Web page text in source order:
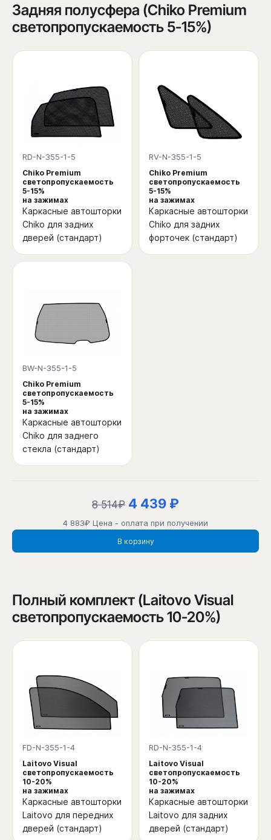
Задняя полусфера (Chiko Premium
светопропускаемость 5-15%)
RD-N-355-1-5
Chiko Premium
светопропускаемость
5-15%
на зажимах
Каркасные автошторки
Chiko для задних
дверей (стандарт)
RV-N-355-1-5
Chiko Premium
светопропускаемость
5-15%
на зажимах
Каркасные автошторки
Chiko для задних
форточек (стандарт)
BW-N-355-1-5
Chiko Premium
светопропускаемость
5-15%
на зажимах
Каркасные автошторки
Chiko для заднего
стекла (стандарт)
8 514₽ 4 439 ₽
4 883₽ Цена - оплата при получении
В корзину
Полный комплект (Laitovo Visual
светопропускаемость 10-20%)
FD-N-355-1-4
Laitovo Visual
светопропускаемость
10-20%
на зажимах
Каркасные автошторки
Laitovo для передних
дверей (стандарт)
RD-N-355-1-4
Laitovo Visual
светопропускаемость
10-20%
на зажимах
Каркасные автошторки
Laitovo для задних
дверей (стандарт)